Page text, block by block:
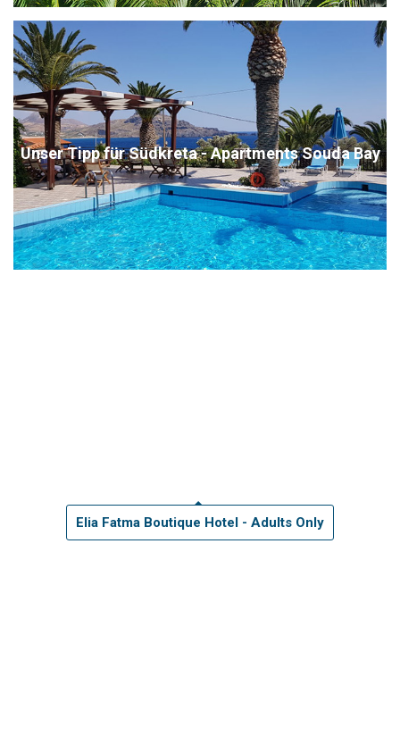
Unser Tipp für Südkreta - Apartments Souda Bay
Elia Fatma Boutique Hotel - Adults Only